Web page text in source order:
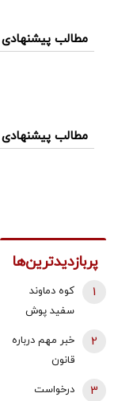
مطالب پیشنهادی
مطالب پیشنهادی
پربازدیدترین‌ها
کوه دماوند
سفید پوش
1
خبر مهم درباره
قانون
2
درخواست 3